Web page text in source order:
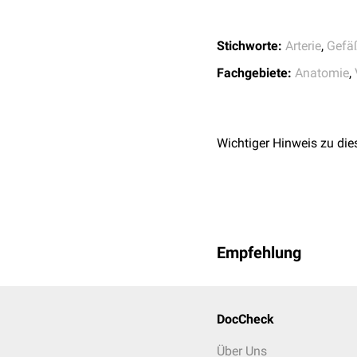
Pferd:
Stichworte: Arterie,
Fachgebiete: Anatomie,
Wichtiger Hinweis zu
Empfehlung
DocCheck
Über Uns